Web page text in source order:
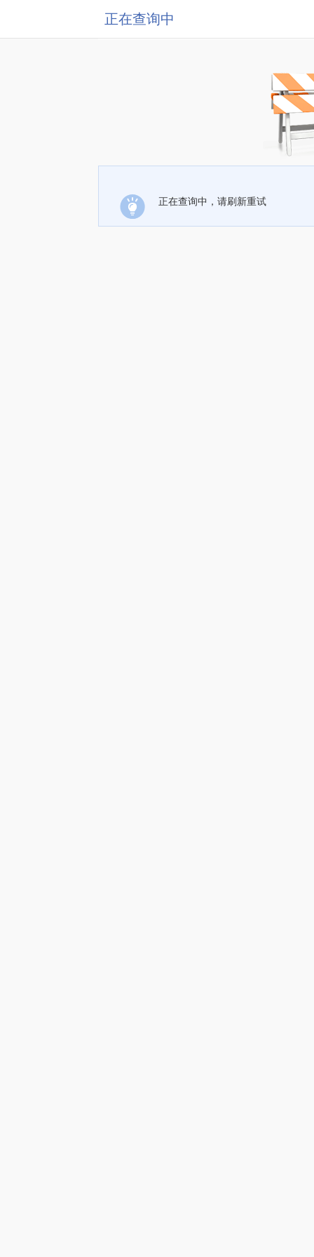
正在查询中
正在查询中，请刷新重试